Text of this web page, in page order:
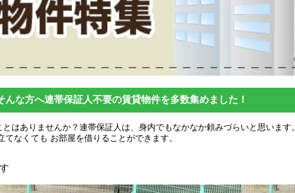
な方へ連帯保証人不要の賃貸物件を多数集めました！
はありませんか？連帯保証人は、身内でもなかなか頼みづらいと思いま
なくても お部屋を借りることができます。